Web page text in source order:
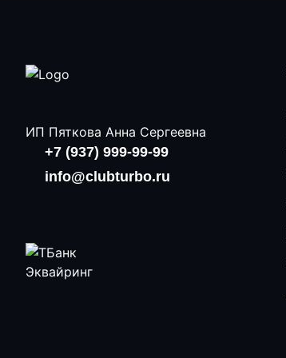
ИП Пяткова Анна Сергеевна
+7 (937) 999-99-99
info@clubturbo.ru